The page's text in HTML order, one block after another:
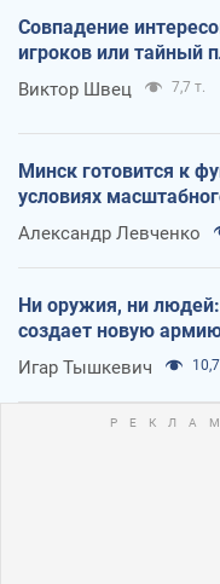
Совпадение
игроков или тайный
Виктор Швец 7,7 т.
Минск готовится к
условиях
Александр Левченко
Ни оружия, ни
создает новую
Игар Тышкевич